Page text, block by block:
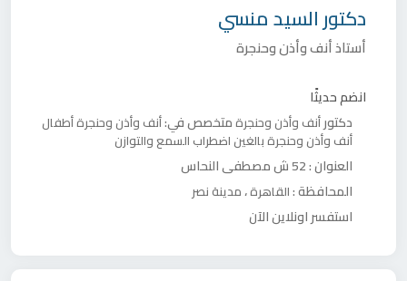
دكتورالسيد منسي
أستاذ أنف وأذن وحنجرة
انضم حديثًا
دكتورأنف وأذن وحنجرةمتخصص في:أنف وأذن وحنجرة أطفال
أنف وأذن وحنجرة بالغين اضطراب السمع والتوازن
العنوان :52 ش مصطفى النحاس
المحافظة :القاهرة،مدينة نصر
استفسر اونلاين الآن